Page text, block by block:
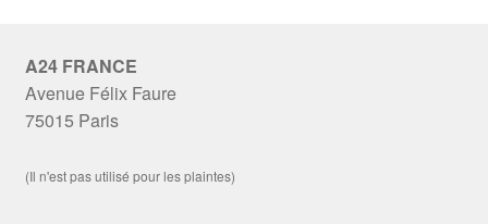
A24 FRANCE
Avenue Félix Faure
75015 Paris
(Il n'est pas utilisé pour les plaintes)